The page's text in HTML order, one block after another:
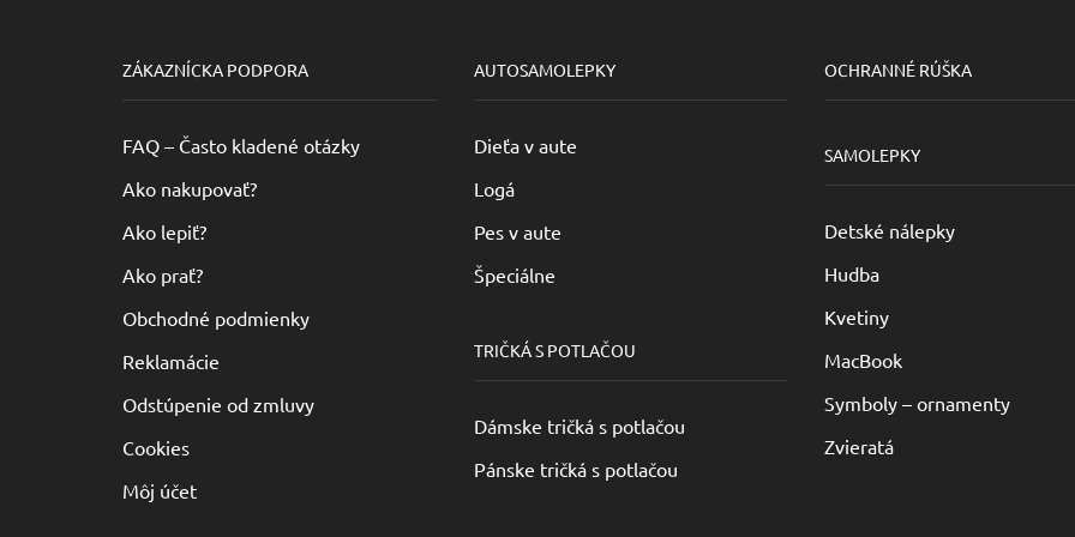
ZÁKAZNÍCKA PODPORA
FAQ – Často kladené otázky
Ako nakupovať?
Ako lepiť?
Ako prať?
Obchodné podmienky
Reklamácie
Odstúpenie od zmluvy
Cookies
Môj účet
AUTOSAMOLEPKY
Dieťa v aute
Logá
Pes v aute
Špeciálne
TRIČKÁ S POTLAČOU
Dámske tričká s potlačou
Pánske tričká s potlačou
OCHRANNÉ RÚŠKA
SAMOLEPKY
Detské nálepky
Hudba
Kvetiny
MacBook
Symboly – ornamenty
Zvieratá